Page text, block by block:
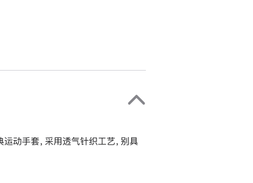
手套，采用透气针织工艺，别具